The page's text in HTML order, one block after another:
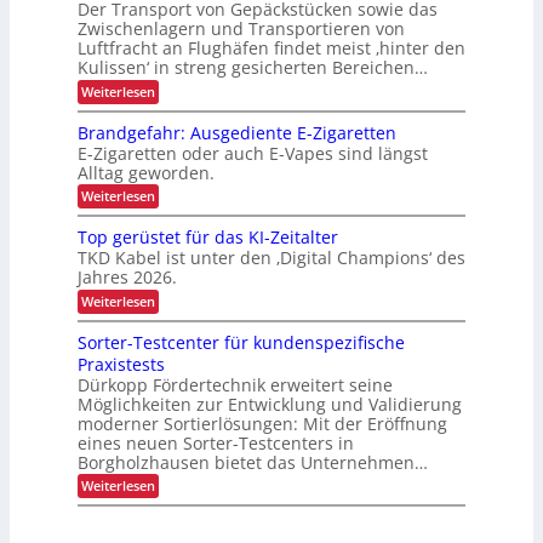
e
t
r
i
e
b
l
i
c
h
e
n
L
a
s
t
e
n
t
r
a
n
P
r
o
j
e
k
t
i
o
n
D
C
I
x
t
t
e
n
m
a
a
g
e
m
e
n
t
A
-
P
r
ä
s
e
n
z
N
u
t
z
u
n
g
i
n
d
e
r
L
o
g
i
s
t
i
k
Der Transport von Gepäckstücken sowie das
Zwischenlagern und Transportieren von
Luftfracht an Flughäfen findet meist ‚hinter den
Kulissen‘ in streng gesicherten Bereichen…
Weiterlesen:
Z
v
e
r
l
ä
s
i
g
e
r
T
r
a
n
s
p
o
r
t
v
o
Brandgefahr: Ausgediente E-Zigaretten
E-Zigaretten oder auch E-Vapes sind längst
Alltag geworden.
Weiterlesen:
B
a
n
d
g
e
a
h
r
:
A
u
s
g
e
d
Top gerüstet für das KI-Zeitalter
TKD Kabel ist unter den ‚Digital Champions‘ des
Jahres 2026.
Weiterlesen:
T
p
g
e
r
ü
s
t
e
t
f
Sorter-Testcenter für kundenspezifische
Praxistests
Dürkopp Fördertechnik erweitert seine
Möglichkeiten zur Entwicklung und Validierung
moderner Sortierlösungen: Mit der Eröffnung
eines neuen Sorter-Testcenters in
Borgholzhausen bietet das Unternehmen…
Weiterlesen:
S